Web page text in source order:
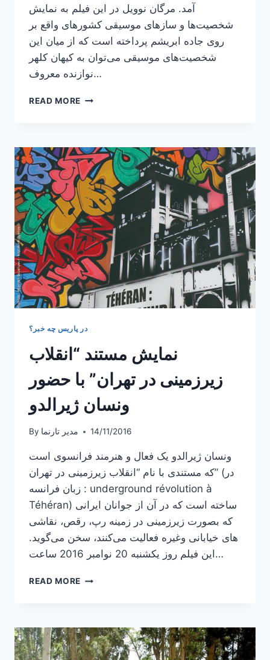
آمد. مرگان نوویل در این فیلم به نمایش
شخصیت‌ها و سازهای موسیقی کشورهای واقع بر
روی جاده ابریشم پرداخته است که از میان این
شخصیت‌های موسیقی می‌توان به کیهان کلهر
نوازنده معروف…
READ MORE تصویرهنری
کمانچه
ایرانی
در
فیلم
مستند
THE
MUSIC
OF
STRANGERS
در پاریس چه خبر؟
نمایش مستند “انقلاب
زیرزمینی در تهران” با حضور
ونسان ژیرالدو
By مدیر تارنما 14/11/2016
ونسان ژیرالدو یک فعال و هنرمند فرانسوی است
که مستندی با نام “انقلاب زیرزمینی در تهران” (در
زبان فرانسه : underground révolution à
Téhéran) ساخته است که در آن از جوانان ایرانی
که بصورت زیرزمینی در زمینه رپ، رقص، نقاشی
های خیابانی وغیره فعالیت می‌کنند، سخن می‌گوید.
این فیلم روز یکشنبه 20 نوامبر 2016 ساعت…
READ MORE نمایش
در
تهران”
با